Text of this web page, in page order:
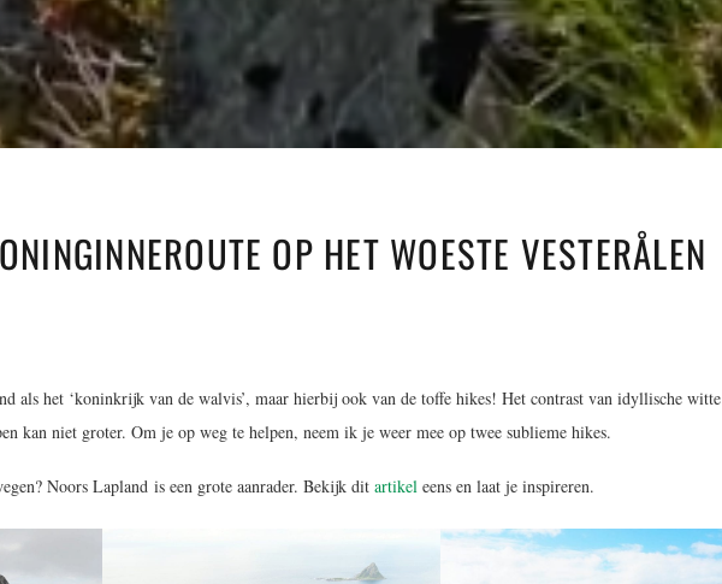
OP HET WOESTE VESTERÅLEN
als het ‘koninkrijk van de walvis’, maar hierbij ook van de toffe hikes! Het contrast van idyllische witte
kan niet groter. Om je op weg te helpen, neem ik je weer mee op twee sublieme hikes.
Noors Lapland is een grote aanrader. Bekijk dit artikel eens en laat je inspireren.